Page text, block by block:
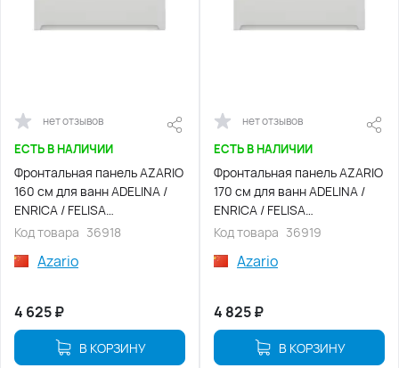
нет отзывов
ЕСТЬ В НАЛИЧИИ
Фронтальная панель AZARIO
160 см для ванн ADELINA /
ENRICA / FELISA
(AV.0010160F)
Код товара 36918
Azario
4 625₽
В КОРЗИНУ
нет отзывов
ЕСТЬ В НАЛИЧИИ
Фронтальная панель AZARIO
170 см для ванн ADELINA /
ENRICA / FELISA
(AV.0010170F)
Код товара 36919
Azario
4 825₽
В КОРЗИНУ